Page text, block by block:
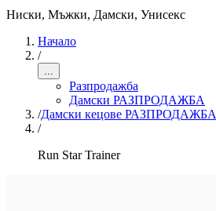
Ниски, Мъжки, Дамски, Унисекс
Начало
/
...
Разпродажба
Дамски РАЗПРОДАЖБА
/Дамски кецове РАЗПРОДАЖБА
/
Run Star Trainer